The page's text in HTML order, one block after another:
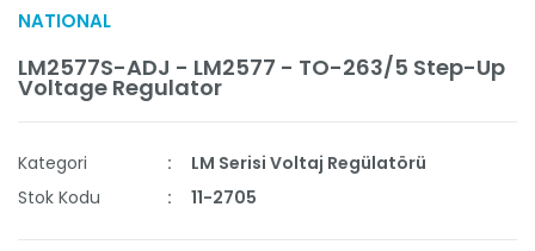
NATIONAL
LM2577S-ADJ - LM2577 - TO-263/5 Step-Up
Voltage Regulator
Kategori
LM Serisi Voltaj Regülatörü
Stok Kodu
11-2705